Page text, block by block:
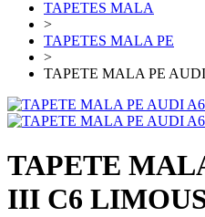
TAPETES MALA
>
TAPETES MALA PE
>
TAPETE MALA PE
TAPETE
III C6